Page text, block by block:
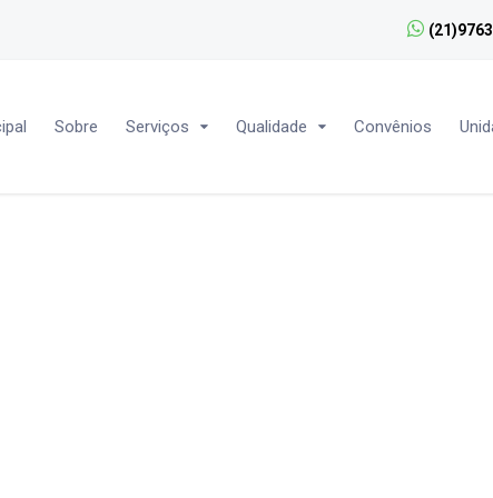
Sobre Serviços Qualidade Convênios